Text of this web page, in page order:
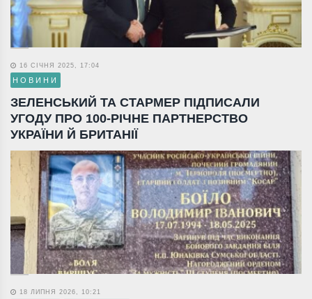
16 СІЧНЯ 2025, 17:04
НОВИНИ
ЗЕЛЕНСЬКИЙ ТА СТАРМЕР ПІДПИСАЛИ
УГОДУ ПРО 100-РІЧНЕ ПАРТНЕРСТВО
УКРАЇНИ Й БРИТАНІЇ
18 ЛИПНЯ 2026, 10:21